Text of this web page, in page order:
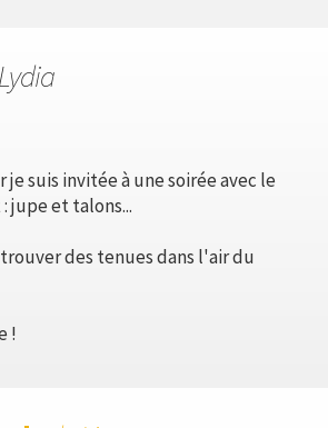
je suis invitée à une soirée avec le
jupe et talons...
des tenues dans l'air du
!